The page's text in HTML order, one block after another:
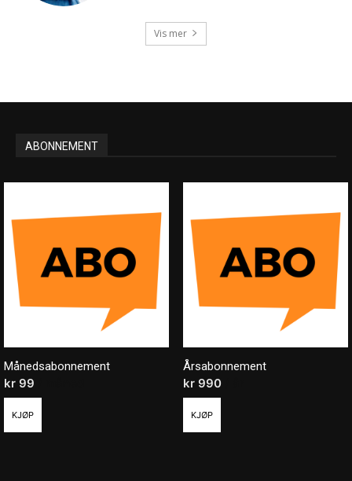
Vis mer
ABONNEMENT
Månedsabonnement
kr 99
KJØP
Årsabonnement
kr990
KJØP